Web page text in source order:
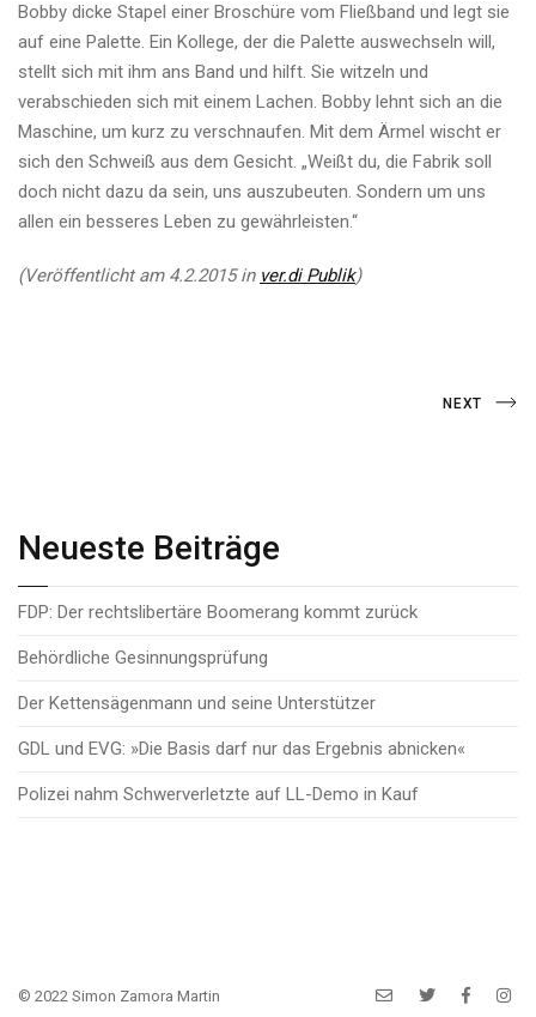
Bobby dicke Stapel einer Broschüre vom Fließband und legt sie
auf eine Palette. Ein Kollege, der die Palette auswechseln will,
stellt sich mit ihm ans Band und hilft. Sie witzeln und
verabschieden sich mit einem Lachen. Bobby lehnt sich an die
Maschine, um kurz zu verschnaufen. Mit dem Ärmel wischt er
sich den Schweiß aus dem Gesicht. „Weißt du, die Fabrik soll
doch nicht dazu da sein, uns auszubeuten. Sondern um uns
allen ein besseres Leben zu gewährleisten.“
(Veröffentlicht am 4.2.2015 in ver.di Publik)
Next
NEXT
Neueste Beiträge
FDP: Der rechtslibertäre Boomerang kommt zurück
Behördliche Gesinnungsprüfung
Der Kettensägenmann und seine Unterstützer
GDL und EVG: »Die Basis darf nur das Ergebnis abnicken«
Polizei nahm Schwerverletzte auf LL-Demo in Kauf
© 2022 Simon Zamora Martin